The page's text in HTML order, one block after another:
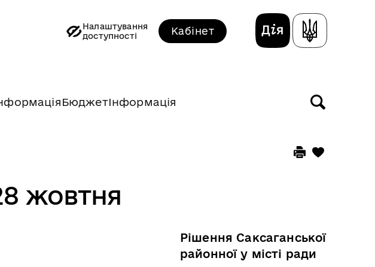
Налаштування
доступності
Кабінет
БюджетІнформація
жовтня
Рішення Саксаганської
районної у місті ради